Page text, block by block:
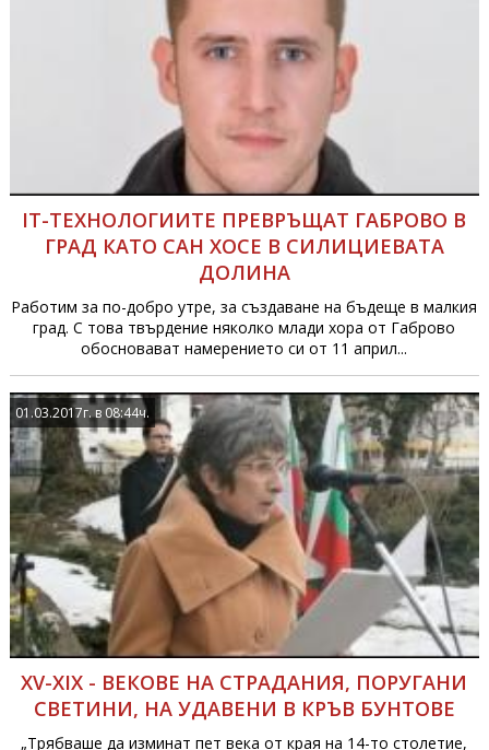
IT-ТЕХНОЛОГИИТЕ ПРЕВРЪЩАТ ГАБРОВО В
ГРАД КАТО САН ХОСЕ В СИЛИЦИЕВАТА
ДОЛИНА
Работим за по-добро утре, за създаване на бъдеще в малкия
град. С това твърдение няколко млади хора от Габрово
обосновават намерението си от 11 април...
01.03.2017г. в 08:44ч.
XV-XIX - ВЕКОВЕ НА СТРАДАНИЯ, ПОРУГАНИ
СВЕТИНИ, НА УДАВЕНИ В КРЪВ БУНТОВЕ
„Трябваше да изминат пет века от края на 14-то столетие,